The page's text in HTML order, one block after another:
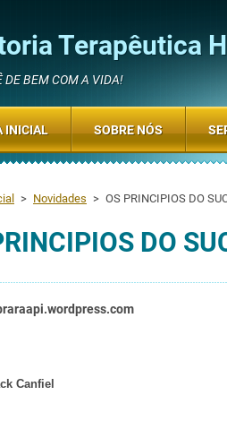
Terapêutica
DE BEM COM A VIDA!
> Novidades > OS PRINCIPIOS DO
DO
Canfiel
INICIAL SOBRE NÓS